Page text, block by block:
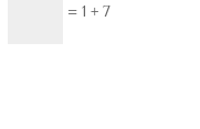
7 + 1
=